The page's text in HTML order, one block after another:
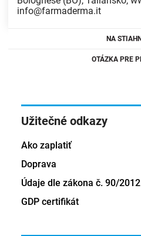
info@farmaderma.it
NA
OTÁZKA PRE
Užitečné odkazy
Ako zaplatiť
Doprava
Údaje dle zákona č. 90/
GDP certifikát